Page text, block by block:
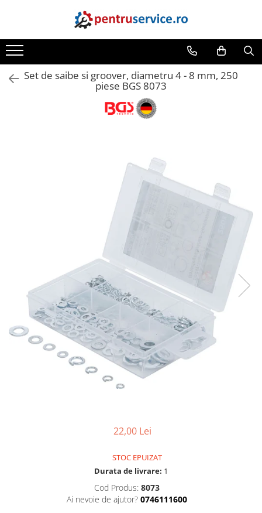
Toate Produsele
Scule Speciale
Scule pentru Motociclete
Sistem de racire, incalzire, aer
Unelte de Motor si accesorii
Scule Speciale pentru atelier
Dispozitiv de testare
Dispozitive pentru anvelope
Gresoare
Alternator, Fulie
Scule Fixare Distributie
Set de saibe si groover, diametru 4 - 8 mm, 250
piese BGS 8073
22,00 Lei
STOC EPUIZAT
Durata de livrare: 1
Cod Produs: 8073
Ai nevoie de ajutor? 0746111600